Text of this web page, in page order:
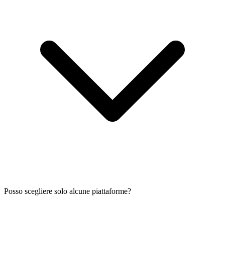
Posso scegliere solo alcune piattaforme?